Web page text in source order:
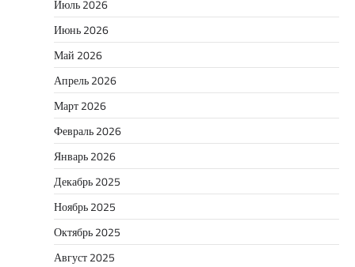
Июль 2026
Июнь 2026
Май 2026
Апрель 2026
Март 2026
Февраль 2026
Январь 2026
Декабрь 2025
Ноябрь 2025
Октябрь 2025
Август 2025